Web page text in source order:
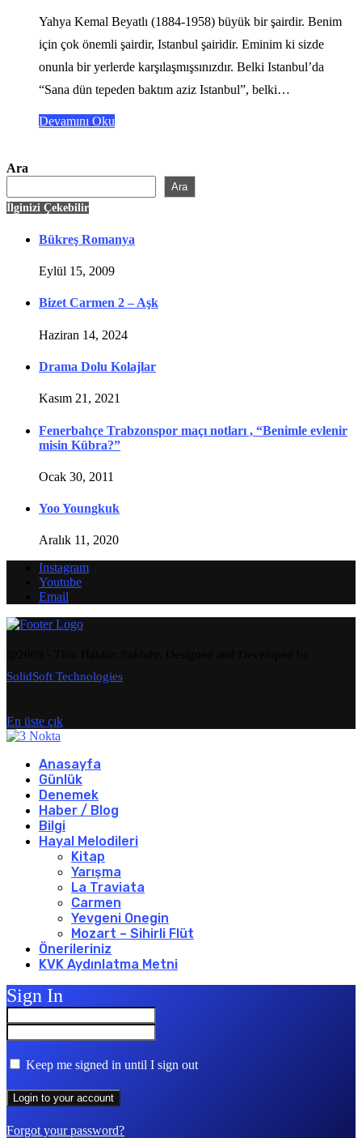
Yahya Kemal Beyatlı (1884-1958) büyük bir şairdir. Benim
için çok önemli şairdir, Istanbul şairidir. Eminim ki sizde
onunla bir yerlerde karşılaşmışsınızdır. Belki Istanbul’da
“Sana dün tepeden baktım aziz Istanbul”, belki…
Devamını Oku
Ara
Ara
İlginizi Çekebilir
Bükreş Romanya
Eylül 15, 2009
Bizet Carmen 2 – Aşk
Haziran 14, 2024
Drama Dolu Kolajlar
Kasım 21, 2021
Fenerbahçe Trabzonspor maçı notları , “Benimle evlenir
misin Kübra?”
Ocak 30, 2011
Yoo Youngkuk
Aralık 11, 2020
Instagram
Youtube
Email
SolidSoft Technologies
En üste çık
Anasayfa
Günlük
Denemek
Haber / Blog
Bilgi
Hayal Melodileri
Kitap
Yarışma
La Traviata
Carmen
Yevgeni Onegin
Mozart – Sihirli Flüt
Önerileriniz
KVK Aydınlatma Metni
Sign In
Keep me signed in until I sign out
Forgot your password?